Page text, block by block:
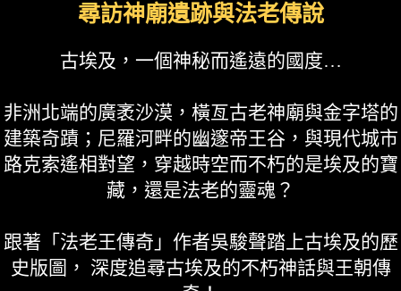
尋訪神廟遺跡與法老傳說
古埃及，一個神秘而遙遠的國度…
非洲北端的廣袤沙漠，橫亙古老神廟與金字塔的
建築奇蹟；尼羅河畔的幽邃帝王谷，與現代城市
路克索遙相對望，穿越時空而不朽的是埃及的寶
藏，還是法老的靈魂？
跟著「法老王傳奇」作者吳駿聲踏上古埃及的歷
史版圖， 深度追尋古埃及的不朽神話與王朝傳